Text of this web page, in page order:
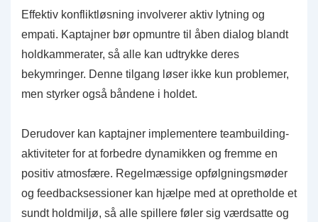
Effektiv konfliktløsning involverer aktiv lytning og
empati. Kaptajner bør opmuntre til åben dialog blandt
holdkammerater, så alle kan udtrykke deres
bekymringer. Denne tilgang løser ikke kun problemer,
men styrker også båndene i holdet.
Derudover kan kaptajner implementere teambuilding-
aktiviteter for at forbedre dynamikken og fremme en
positiv atmosfære. Regelmæssige opfølgningsmøder
og feedbacksessioner kan hjælpe med at opretholde et
sundt holdmiljø, så alle spillere føler sig værdsatte og